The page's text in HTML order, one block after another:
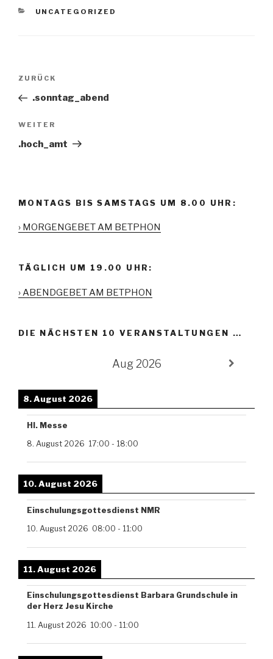
KATEGORIEN
UNCATEGORIZED
Beitrags-
Vorheriger
Beitrag
ZURÜCK
.sonntag_abend
Nächster
Beitrag
WEITER
.hoch_amt
MONTAGS BIS SAMSTAGS UM 8.00 UHR:
› MORGENGEBET AM BETPHON
TÄGLICH UM 19.00 UHR:
› ABENDGEBET AM BETPHON
DIE NÄCHSTEN 10 VERANSTALTUNGEN …
Aug 2026
8. August 2026
Hl. Messe
8. August 2026 17:00 - 18:00
10. August 2026
Einschulungsgottesdienst NMR
10. August 2026 08:00 - 11:00
11. August 2026
Einschulungsgottesdienst Barbara Grundschule in
der Herz Jesu Kirche
11. August 2026 10:00 - 11:00